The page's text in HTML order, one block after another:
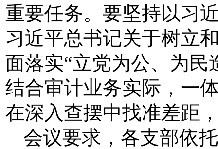
重要任务。要坚持以习
习近平总书记关于树立
面落实“立党为公、为民
结合审计业务实际，一
在深入查摆中找准差距
会议要求，各支部依托